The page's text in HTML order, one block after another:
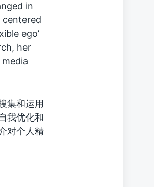
in
centered
ego’
her
集和运用
我优化和
对个人精